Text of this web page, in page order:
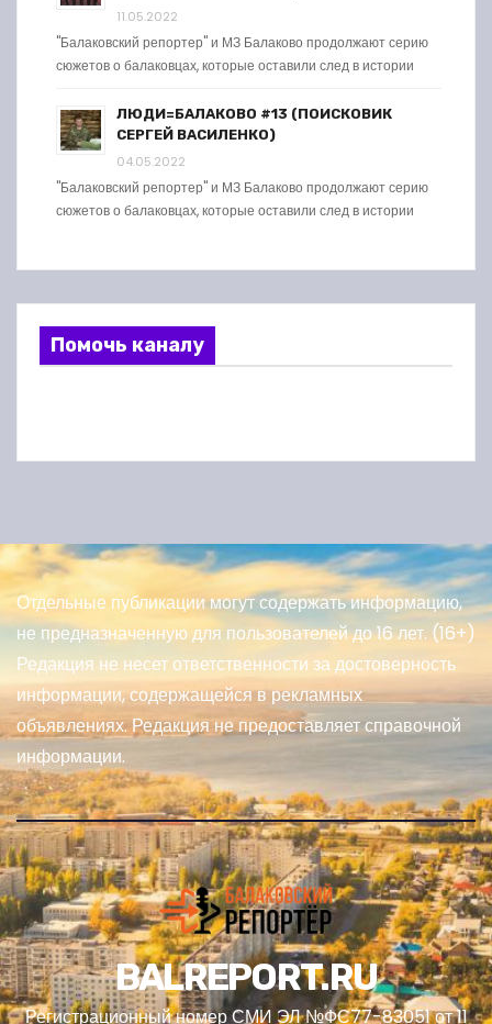
11.05.2022
"Балаковский репортер" и МЗ Балаково продолжают серию
сюжетов о балаковцах, которые оставили след в истории
ЛЮДИ=БАЛАКОВО #13 (ПОИСКОВИК
СЕРГЕЙ ВАСИЛЕНКО)
04.05.2022
"Балаковский репортер" и МЗ Балаково продолжают серию
сюжетов о балаковцах, которые оставили след в истории
Помочь каналу
Отдельные публикации могут содержать информацию,
не предназначенную для пользователей до 16 лет. (16+)
Редакция не несет ответственности за достоверность
информации, содержащейся в рекламных
объявлениях. Редакция не предоставляет справочной
информации.
BALREPORT.RU
Регистрационный номер СМИ ЭЛ №ФС77-83051 от 11